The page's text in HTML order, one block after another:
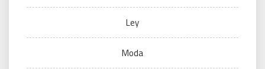
Ley
Moda